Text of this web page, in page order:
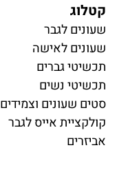
קטלוג
שעונים לגבר
שעונים לאישה
תכשיטי גברים
תכשיטי נשים
סטים שעונים וצמידים
קולקציית אייס לגבר
אביזרים